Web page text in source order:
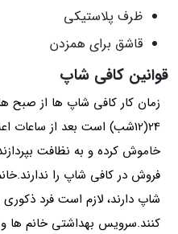
ظرف پلاستیکی
قاشق برای همزدن
قوانین کافی ‌شاپ
24(12شب) است بعد از ساعات
خاموش کرده و به نظافت
فروش در کافی ‌شاپ را
شاپ دارند، لازم است فرد ذکوری
کنند.سرویس بهداشتی خانم ها